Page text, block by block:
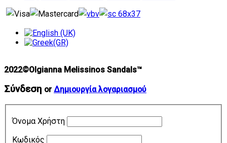
2022©Olgianna Melissinos Sandals™
Σύνδεση orΔημιουργία λογαριασμού
Όνομα Χρήστη
Κωδικός